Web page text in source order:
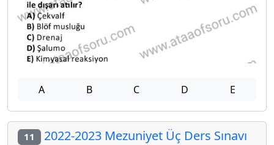
A B C D E
11 2022-2023 Mezuniyet Üç Ders Sınavı